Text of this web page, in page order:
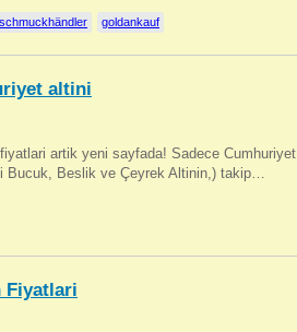
schmuckhändler goldankauf
altini
artik yeni sayfada! Sadece Cumhuriyet
Bucuk, Beslik ve Çeyrek Altinin,) takip…
Fiyatlari